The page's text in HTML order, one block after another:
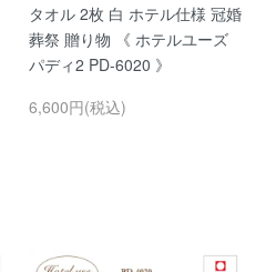
タオル 2枚 白 ホテル仕様 冠婚
葬祭 贈り物 《 ホテルユーズ
パディ2 PD-6020 》
6,600円(税込)